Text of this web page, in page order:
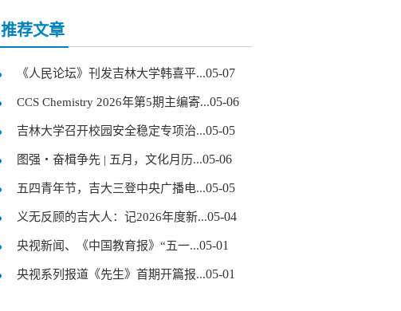
推荐文章
《人民论坛》刊发吉林大学韩喜平...05-07
CCS Chemistry 2026年第5期主编寄...05-06
吉林大学召开校园安全稳定专项治...05-05
图强・奋楫争先 | 五月，文化月历...05-06
五四青年节，吉大三登中央广播电...05-05
义无反顾的吉大人：记2026年度新...05-04
央视新闻、《中国教育报》“五一...05-01
央视系列报道《先生》首期开篇报...05-01